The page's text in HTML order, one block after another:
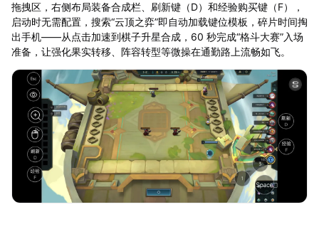
拖拽区，右侧布局装备合成栏、刷新键（D）和经验购买键（F），
启动时无需配置，搜索“云顶之弈”即自动加载键位模板，碎片时间掏
出手机——从点击加速到棋子升星合成，60 秒完成“格斗大赛”入场
准备，让强化果实转移、阵容转型等微操在通勤路上流畅如飞。